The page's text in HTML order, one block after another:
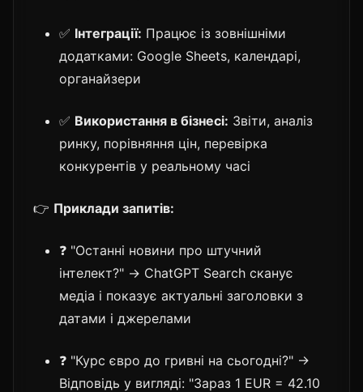
✅ Інтеграції: Працює із зовнішніми
додатками: Google Sheets, календарі,
органайзери
✅ Використання в бізнесі: Звіти, аналіз
ринку, порівняння цін, перевірка
конкурентів у реальному часі
👉 Приклади запитів:
❓ "Останні новини про штучний
інтелект?" → ChatGPT Search сканує
медіа і показує актуальні заголовки з
датами і джерелами
❓ "Курс євро до гривні на сьогодні?" →
Відповідь у вигляді: "Зараз 1 EUR = 42.10